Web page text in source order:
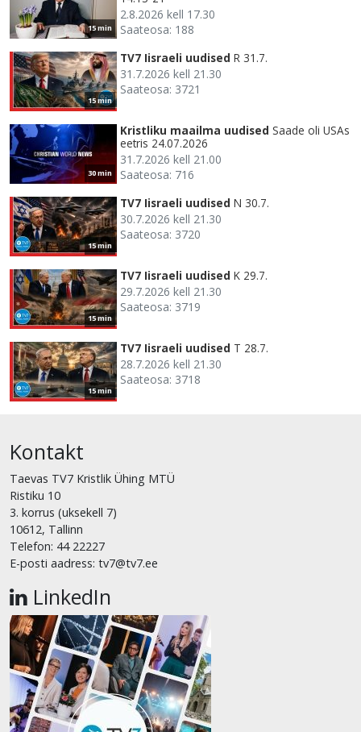
15 min
2.8.2026 kell 17.30
Saateosa: 188
15 min
TV7 Iisraeli uudised R 31.7.
31.7.2026 kell 21.30
Saateosa: 3721
30 min
Kristliku maailma uudised Saade oli USAs
eetris 24.07.2026
31.7.2026 kell 21.00
Saateosa: 716
15 min
TV7 Iisraeli uudised N 30.7.
30.7.2026 kell 21.30
Saateosa: 3720
15 min
TV7 Iisraeli uudised K 29.7.
29.7.2026 kell 21.30
Saateosa: 3719
15 min
TV7 Iisraeli uudised T 28.7.
28.7.2026 kell 21.30
Saateosa: 3718
Kontakt
Taevas TV7 Kristlik Ühing MTÜ
Ristiku 10
3. korrus (uksekell 7)
10612, Tallinn
Telefon: 44 22227
E-posti aadress: tv7@tv7.ee
LinkedIn